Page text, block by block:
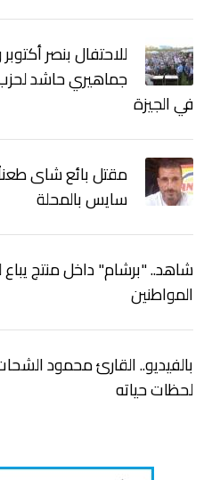
للاحتفال بنصر
جماهيري حاشد
في الجيزة
مقتل بائع شاى
سايس بالمحلة
شاهد.. "برشام" داخل منتج يباع
المواطنين
بالفيديو.. القارئ محمود
لحظات حياته